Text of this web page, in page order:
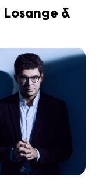
&